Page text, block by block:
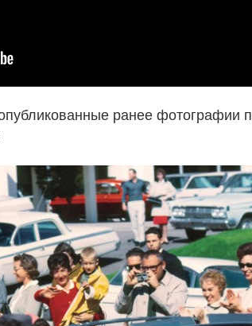
ранее фотографии